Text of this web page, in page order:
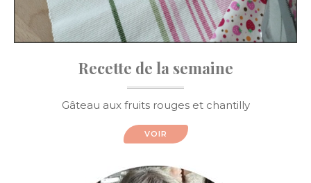
Recette de la semaine
Gâteau aux fruits rouges et chantilly
VOIR